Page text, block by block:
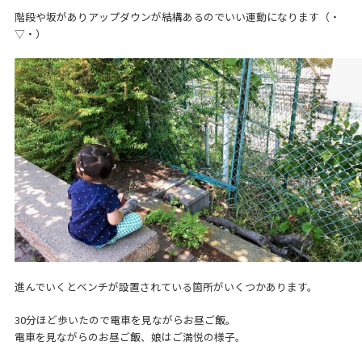
階段や坂がありアップダウンが結構あるのでいい運動になります（・
▽・）
進んでいくとベンチが設置されている箇所がいくつかあります。
30分ほど歩いたので電車を見ながらお昼ご飯。
電車を見ながらのお昼ご飯、娘はご満悦の様子。